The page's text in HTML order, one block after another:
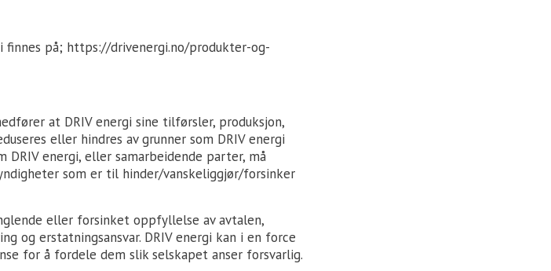
finnes på; https://drivenergi.no/produkter-og-
at DRIV energi sine tilførsler, produksjon,
eller hindres av grunner som DRIV energi
DRIV energi, eller samarbeidende parter, må
som er til hinder/vanskeliggjør/forsinker
eller forsinket oppfyllelse av avtalen,
og erstatningsansvar. DRIV energi kan i en force
for å fordele dem slik selskapet anser forsvarlig.